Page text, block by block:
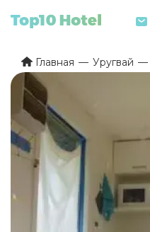
Главная Уругвай